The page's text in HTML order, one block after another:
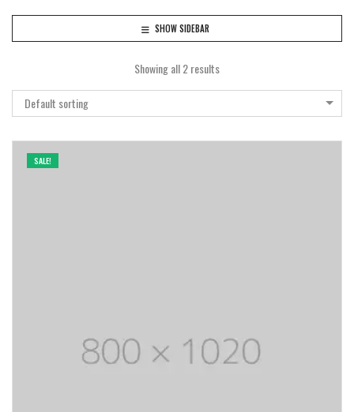
SHOW SIDEBAR
Showing all 2 results
Default sorting
SALE!